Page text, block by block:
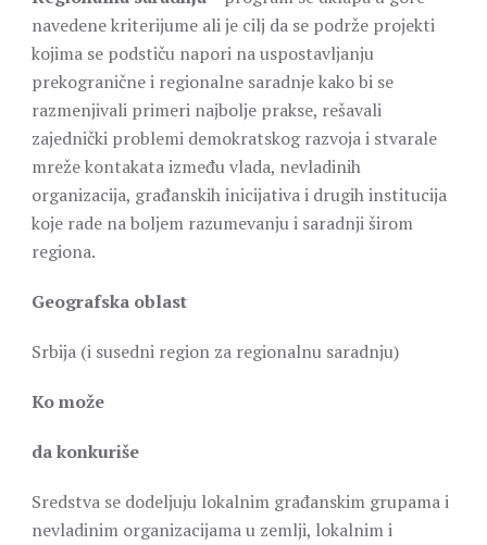
navedene kriterijume ali je cilj da se podrže projekti
kojima se podstiču napori na uspostavljanju
prekogranične i regionalne saradnje kako bi se
razmenjivali primeri najbolje prakse, rešavali
zajednički problemi demokratskog razvoja i stvarale
mreže kontakata između vlada, nevladinih
organizacija, građanskih inicijativa i drugih institucija
koje rade na boljem razumevanju i saradnji širom
regiona.
Geografska oblast
Srbija (i susedni region za regionalnu saradnju)
Ko može
da konkuriše
Sredstva se dodeljuju lokalnim građanskim grupama i
nevladinim organizacijama u zemlji, lokalnim i